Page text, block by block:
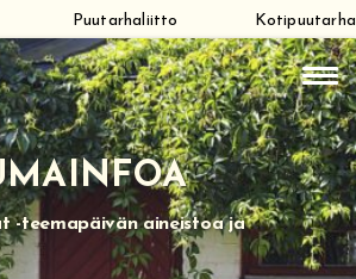
Puutarhaliitto Kotipuutarha
-teemapäivän aineistoa ja